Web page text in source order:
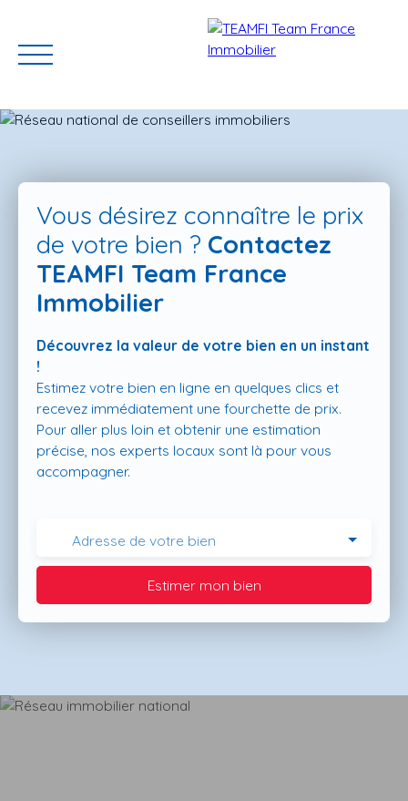
ACCUEIL ACHETER GERER VOTRE BIEN
Vous désirez connaître le prix
de votre bien ? Contactez
TEAMFI Team France
Immobilier
Découvrez la valeur de votre bien en un instant
!
Estimez votre bien en ligne en quelques clics et
recevez immédiatement une fourchette de prix.
Pour aller plus loin et obtenir une estimation
précise, nos experts locaux sont là pour vous
accompagner.
Adresse de votre bien
Estimer mon bien